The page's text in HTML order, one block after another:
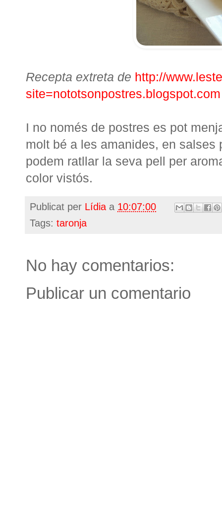
Recepta extreta de http://
site=nototsonpostres.blogspot.com
I no només de postres es pot
molt bé a les amanides, en
podem ratllar la seva pell per
color vistós.
Publicat per Lídia a 10:07:00
Tags: taronja
No hay comentarios:
Publicar un comentario